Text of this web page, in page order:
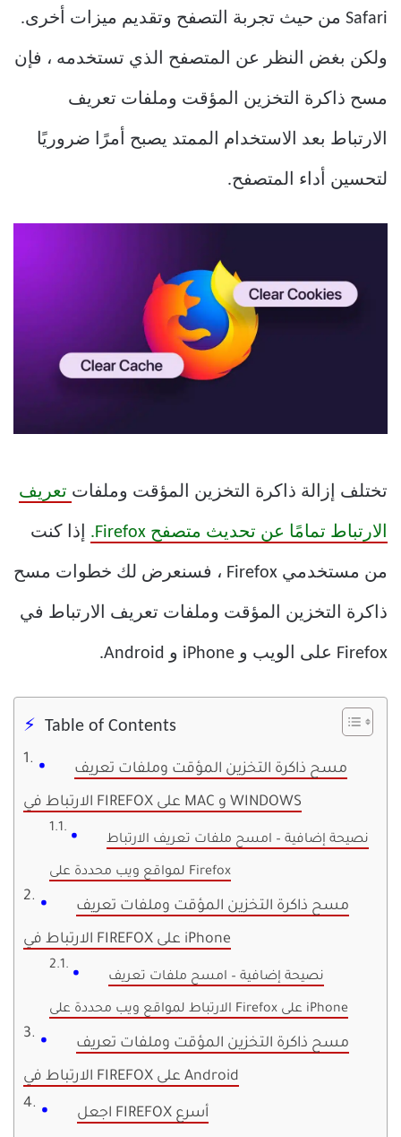
Safari من حيث تجربة التصفح وتقديم ميزات أخرى.
ولكن بغض النظر عن المتصفح الذي تستخدمه ، فإن
مسح ذاكرة التخزين المؤقت وملفات تعريف
الارتباط بعد الاستخدام الممتد يصبح أمرًا ضروريًا
لتحسين أداء المتصفح.
تختلف إزالة ذاكرة التخزين المؤقت وملفات تعريف
الارتباط تمامًا عن تحديث متصفح Firefox. إذا كنت
من مستخدمي Firefox ، فسنعرض لك خطوات مسح
ذاكرة التخزين المؤقت وملفات تعريف الارتباط في
Firefox على الويب و iPhone و Android.
Table of Contents
مسح ذاكرة التخزين المؤقت وملفات تعريف
الارتباط في FIREFOX على MAC و WINDOWS
نصيحة إضافية – امسح ملفات تعريف الارتباط
لمواقع ويب محددة على Firefox
مسح ذاكرة التخزين المؤقت وملفات تعريف
الارتباط في FIREFOX على iPhone
نصيحة إضافية – امسح ملفات تعريف
الارتباط لمواقع ويب محددة على Firefox على iPhone
مسح ذاكرة التخزين المؤقت وملفات تعريف
الارتباط في FIREFOX على Android
اجعل FIREFOX أسرع